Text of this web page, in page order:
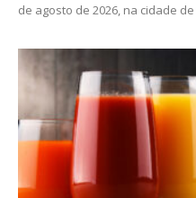
de agosto de 2026, na cidade de